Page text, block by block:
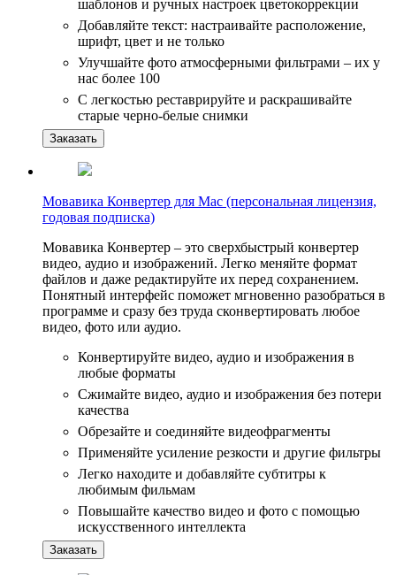
шаблонов и ручных настроек цветокоррекции
Добавляйте текст: настраивайте расположение,
шрифт, цвет и не только
Улучшайте фото атмосферными фильтрами – их у
нас более 100
С легкостью реставрируйте и раскрашивайте
старые черно-белые снимки
Заказать
Мовавика Конвертер для Mac (персональная лицензия,
годовая подписка)
Мовавика Конвертер – это сверхбыстрый конвертер
видео, аудио и изображений. Легко меняйте формат
файлов и даже редактируйте их перед сохранением.
Понятный интерфейс поможет мгновенно разобраться в
программе и сразу без труда сконвертировать любое
видео, фото или аудио.
Конвертируйте видео, аудио и изображения в
любые форматы
Сжимайте видео, аудио и изображения без потери
качества
Обрезайте и соединяйте видеофрагменты
Применяйте усиление резкости и другие фильтры
Легко находите и добавляйте субтитры к
любимым фильмам
Повышайте качество видео и фото с помощью
искусственного интеллекта
Заказать